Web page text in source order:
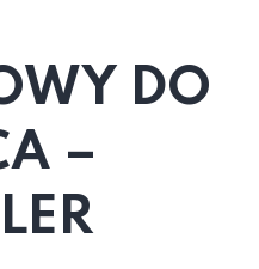
DO
–